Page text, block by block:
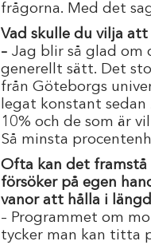
frågorna. Med det
Vad skulle du vilja
– Jag blir så glad om
generellt sätt. Det
från Göteborgs
legat konstant sedan
10% och de som är
Så minsta
Ofta kan det framstå
försöker på egen
vanor att hålla i
– Programmet om
tycker man kan titta